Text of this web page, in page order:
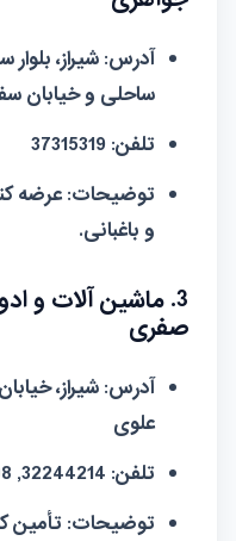
آدرس: شیراز،
ساحلی و خیابان
تلفن:
توضیحات:عرضه
و باغبانی.
3. ماشین آلات و
صفری
آدرس:شیراز،
علوی
تلفن:
توضیحات: تأمین